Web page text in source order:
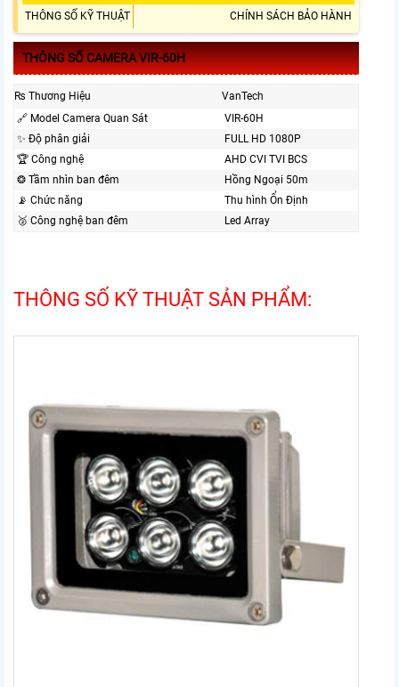
THÔNG SỐ KỸ THUẬT CHÍNH SÁCH BẢO HÀNH
THÔNG SỐ CAMERA VIR-60H
₨ Thương Hiệu
VanTech
🔗 Model Camera Quan Sát
VIR-60H
✨ Độ phân giải
FULL HD 1080P
🏆 Công nghệ
AHD CVI TVI BCS
❂ Tầm nhìn ban đêm
Hồng Ngoại 50m
📡 Chức năng
Thu hình Ổn Định
🥈️ Công nghệ ban đêm
Led Array
THÔNG SỐ KỸ THUẬT SẢN PHẨM: